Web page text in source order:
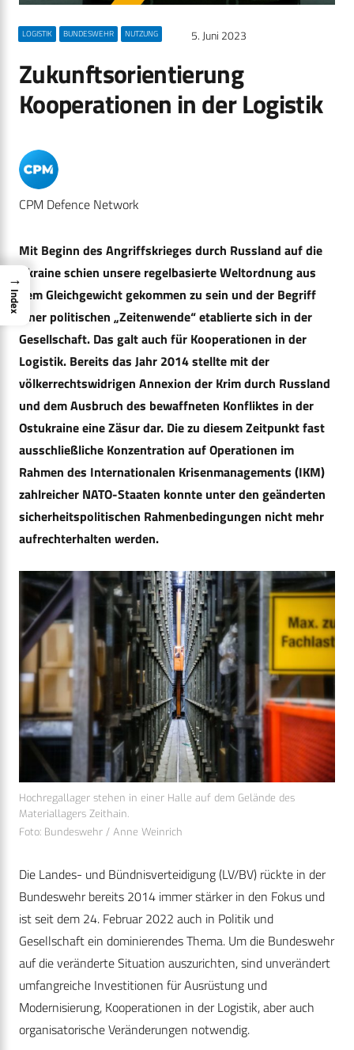
LOGISTIK BUNDESWEHR NUTZUNG 5. Juni 2023
Zukunftsorientierung
Kooperationen in der Logistik
CPM Defence Network
Mit Beginn des Angriffskrieges durch Russland auf die
Ukraine schien unsere regelbasierte Weltordnung aus
dem Gleich­gewicht gekommen zu sein und der Begriff
einer politischen „Zeitenwende“ etablierte sich in der
Gesellschaft. Das galt auch für Kooperationen in der
Logistik. Bereits das Jahr 2014 stellte mit der
völkerrechtswidrigen Annexion der Krim durch Russland
und dem Ausbruch des bewaffneten Konfliktes in der
Ostukraine eine Zäsur dar. Die zu diesem Zeitpunkt fast
ausschließliche Konzentration auf Operationen im
Rahmen des Internationalen Krisenmanagements (IKM)
zahlreicher NATO-Staaten konnte unter den geänderten
sicherheitspolitischen Rahmenbedingungen nicht mehr
aufrechterhalten werden.
Hochregallager stehen in einer Halle auf dem Gelände des
Materiallagers Zeithain.
Foto: Bundeswehr / Anne Weinrich
Die Landes- und Bündnisverteidigung (LV/BV) rückte in der
Bundeswehr bereits 2014 immer stärker in den Fokus und
ist seit dem 24. Februar 2022 auch in Politik und
Gesellschaft ein dominierendes Thema. Um die Bundeswehr
auf die veränderte Situation auszurichten, sind unverändert
umfangreiche Investitionen für Ausrüstung und
Modernisierung, Kooperationen in der Logistik, aber auch
organisatorische Veränderungen notwendig.
→
Index